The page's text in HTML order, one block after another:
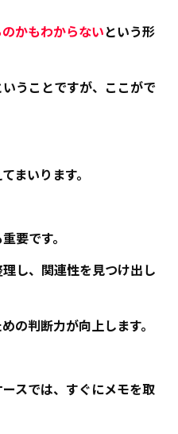
かもわからないという形
うことですが、ここがで
まいります。
要です。
し、関連性を見つけ出し
の判断力が向上します。
スでは、すぐにメモを取